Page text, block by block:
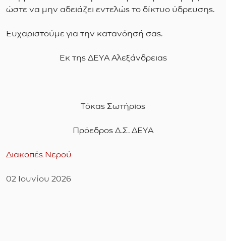
ώστε να μην αδειάζει εντελώς το δίκτυο ύδρευσης.
Ευχαριστούμε για την κατανόησή σας.
Εκ της ΔΕΥΑ Αλεξάνδρειας
Τόκας Σωτήριος
Πρόεδρος Δ.Σ. ΔΕΥΑ
Διακοπές Νερού
02 Ιουνίου 2026